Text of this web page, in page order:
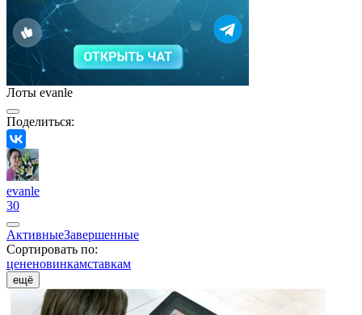
Лоты evanle
Поделиться:
evanle
30
АктивныеЗавершенные
Сортировать по:
цененовинкамставкам
ещё